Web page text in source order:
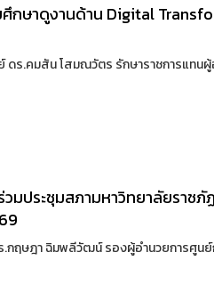
ศึกษาดูงานด้าน Digital
ดร.คมสัน โสมณวัตร รักษาราชการแทน
วมประชุมสภามหาวิทยาลัยราช
กฤษฎา ฉิมพลีวัฒน์ รองผู้อำนวยการศูนย์